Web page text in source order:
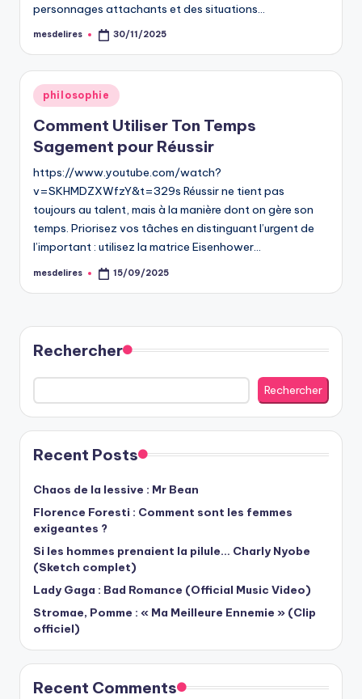
personnages attachants et des situations…
Posted
mesdelires 30/11/2025
Posted
in
philosophie
Comment Utiliser Ton Temps
Sagement pour Réussir
https://www.youtube.com/watch?
v=SKHMDZXWfzY&t=329s Réussir ne tient pas
toujours au talent, mais à la manière dont on gère son
temps. Priorisez vos tâches en distinguant l’urgent de
l’important : utilisez la matrice Eisenhower…
Posted
mesdelires 15/09/2025
Rechercher
Rechercher
Recent Posts
Chaos de la lessive : Mr Bean
Florence Foresti : Comment sont les femmes
exigeantes ?
Si les hommes prenaient la pilule… Charly Nyobe
(Sketch complet)
Lady Gaga : Bad Romance (Official Music Video)
Stromae, Pomme : « Ma Meilleure Ennemie » (Clip
officiel)
Recent Comments